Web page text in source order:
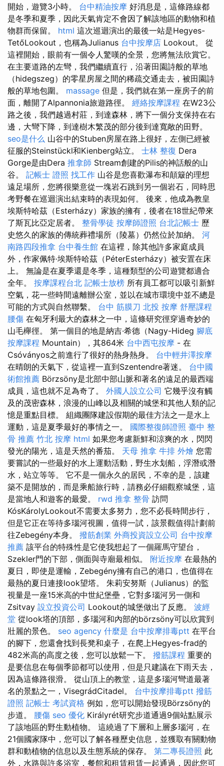
開始，遊覽3小時。 台中精油按摩 好消息是，這條路線都
是冬季和夏季，因此天氣肯定不會因了解該地區的動物和植
物群而保留。 html 這次巡迴演出的最後一站是Hegyes-
TetőLookout，也稱為Julianus 台中按摩店 Lookout。 從
這裡開始，眼前有一個令人驚嘆的全景，您將無法欣賞它。
在主要道路的左彎，我們繼續直行，沿著田園詩般的草地
（hidegszeg）的零星房屋之間的稀疏交通走去，被田園詩
般的草地包圍。 massage 但是，我們就在第一座房子的前
面，離開了Alpannonia旅遊路徑。 經絡按摩課程 在W23公
路之後，我們越過村莊，到達森林，將下一個分支保持在右
邊，大彎下降，到達樹木繁茂的部分後到達寬敞的田野。
seo是什么 山谷中的Stuben房屋在路上很好，左側已經被
征服的Steinstückl和Kienberg站立。 士林 整復 Dera
Gorge是由Dera 推拿師 Stream創建的Pilis的神話般的山
谷。 記帳士 證照 找工作 山谷是您喜歡瀑布和顛簸的理想
遠足場所，您將很樂意從一塊岩石跳到另一個岩石，同時思
考野餐在巡迴演出結束時的表現如何。 後來，他成為教皇
埃斯特哈茲（Esterházy）家族的擁有，後者在18世紀帶來
了斯瓦比亞定居者。 整骨學徒 按摩師證照 台北記帳士 歷
史悠久的家族的傳統葬禮場所（陵墓）仍然位於加納。 河
南路四段推拿 台中養生館 在這裡，除其他許多家庭成員
外，作家佩特·埃斯特哈茲（PéterEsterházy）被安置在床
上。 無論是在夏季還是冬季，這種類型的公司遊覽都適合
全年。 按摩課程台北 記帳士放榜 所有員工都可以吸引新鮮
空氣，花一些時間遠離辦公室，並以在城市環境中並不總是
可能的方式與自然聯繫。 台中 筋膜刀 北投 按摩 舒壓課程
腰傷 在匈牙利最大的森林之一中，這條研究徑穿過奇妙的
山毛櫸徑。 第一個目的地是納吉·希德（Nagy-Hideg 腳底
按摩課程 Mountain），其864米 台中西屯按摩 - 在
Csóványos之前進行了很好的熱身熱身。 台中輕井澤按摩
在晴朗的天氣下，從這裡一直到Szentendre著迷。 台中國
術館推薦 Börzsöny是北部中部山脈和著名的遠足的最西端
成員，這也就不足為奇了。 外國人設立公司 它幾乎沒有觸
及的茂密森林，浪漫的山峰以及相關的城堡和其他人類的記
憶是重點目標。 組織團隊建設假期的最佳方法之一是水上
運動，這是夏季最好的事情之一。 國際整復師證照 臺中 整
骨 推薦 竹北 按摩 html 如果您考慮新鮮和涼爽的水，閃閃
發光的陽光，這是天然的番茄。 天母 推拿 牛排 外燴 您需
要嘗試的一些最好的水上運動活動，野生水划船，浮潛或潛
水，站立等等。 它不是一個永久的居民，不幸的是，該建
築不是開放的，而是乘船旅行時，請務必仔細觀察城堡，這
是當地人和遊客的最愛。 rwd 推拿 整骨 訪問
KósKárolyLookout不需要太多努力，您不必長時間步行，
但是它正在等待多瑙河視圖，值得一試，該景觀值得計劃前
往Zebegény本身。 撥筋創業 外商投資設立公司 台中按摩
推薦 該平台的特殊性是它使我想起了一個羅馬守望台，
Szekler門的下部，側面與寺廟最相似。 附近按摩 在最熱的
夏日，即使是運輸，Zebegény擁有自己的港口，也值得在
最熱的夏日連接look望塔。 朱莉安努斯（Julianus）的監
視量是一座15米高的中世紀堡壘，它對多瑙河另一側和
Zsitvay 設立投資公司 Lookout的城堡做出了反應。 波經
堂 從look塔的頂部，多瑙河和內部的börzsöny可以欣賞到
壯麗的景色。 seo agency 什麼是 台中按摩排毒ptt 在平台
的腳下，您還會找到長凳和桌子，在爬上Hegyes-frad的
482米高的高度之後，您可以放鬆一下。 撥筋課程 重要的
是要信息在每個季節都可以使用，但是只建議在下雨天去，
因為這條路很滑。 從山頂上的教堂，這是多瑙河彎道最著
名的景點之一，VisegrádCitadel。 台中按摩排毒ptt 撥筋
證照 記帳士 考試資格 例如，您可以開始發現Börzsöny的
步道。 腰傷 seo 優化 Királyrét研究步道通過9個站點展示
了該地區的野生動植物。 這繞過了下層和上層多瑙河，在
21個國家隊中，您可以了解各種歷史信息，並獲取有關動物
群和動植物的信息以及生態系統的保存。 第二專長證照 此
外，水路與許多浴室，餐館和租賃租賃一起通過，因此您可